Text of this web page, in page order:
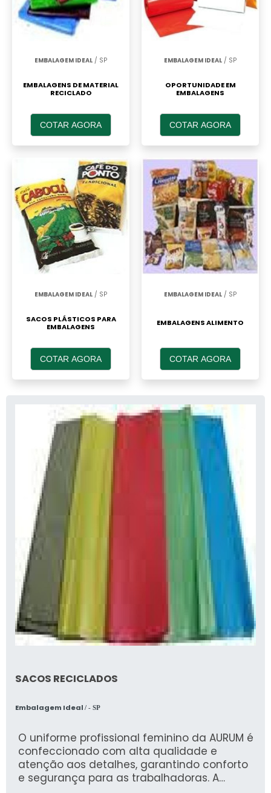
EMBALAGEM IDEAL / SP
EMBALAGENS DE MATERIAL
RECICLADO
COTAR AGORA
EMBALAGEM IDEAL / SP
OPORTUNIDADE EM
EMBALAGENS
COTAR AGORA
EMBALAGEM IDEAL / SP
SACOS PLÁSTICOS PARA
EMBALAGENS
COTAR AGORA
EMBALAGEM IDEAL / SP
EMBALAGENS ALIMENTO
COTAR AGORA
SACOS RECICLADOS
Embalagem Ideal / - SP
O uniforme profissional feminino da AURUM é
confeccionado com alta qualidade e
atenção aos detalhes, garantindo conforto
e segurança para as trabalhadoras. A